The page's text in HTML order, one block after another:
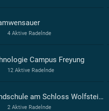
4 Aktive Radelnde
Campus Freyung
12 Aktive Radelnde
Grundschule am Schloss Wolfstein Freyung
2 Aktive Radelnde